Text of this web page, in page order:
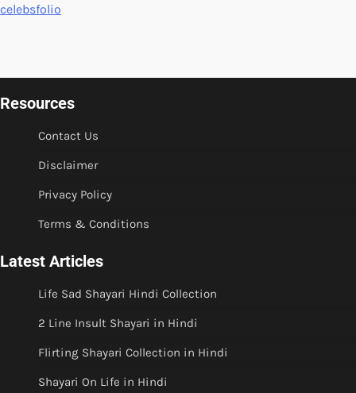
celebsfolio
Resources
Contact Us
Disclaimer
Privacy Policy
Terms & Conditions
Latest Articles
Life Sad Shayari Hindi Collection
2 Line Insult Shayari in Hindi
Flirting Shayari Collection in Hindi
Shayari On Life in Hindi